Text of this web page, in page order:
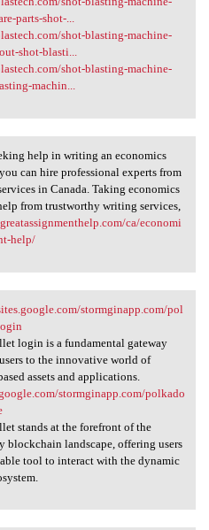
parts-shot-...
shot-blasting-machine-
shot-blasti...
shot-blasting-machine-
machin...
help in
help in writing an economics
can hire professional experts from
in Canada. Taking economics
from trustworthy writing services,
ca/economi
help/
stormginapp.com/pol
login is a fundamental gateway
to the innovative world of
assets and applications.
stormginapp.com/polkado
stands at the forefront of the
blockchain landscape, offering users
tool to interact with the dynamic